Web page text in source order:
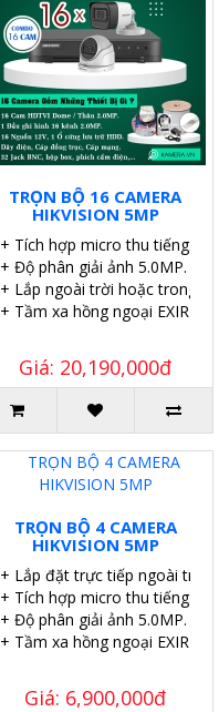
TRỌN BỘ 16 CAMERA
HIKVISION 5MP
+ Tích hợp micro thu tiếng.
+ Độ phân giải ảnh 5.0MP.
+ Lắp ngoài trời hoặc trong
+ Tầm xa hồng ngoại EXIR
Giá: 20,190,000đ
TRỌN BỘ 4 CAMERA
HIKVISION 5MP
+ Lắp đặt trực tiếp ngoài trời.
+ Tích hợp micro thu tiếng.
+ Độ phân giải ảnh 5.0MP.
+ Tầm xa hồng ngoại EXIR
Giá: 6,900,000đ